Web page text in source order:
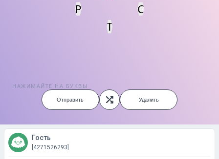
Р
С
Т
НАЖИМАЙТЕ НА БУКВЫ
Отправить Удалить
Гость
[4271526293]